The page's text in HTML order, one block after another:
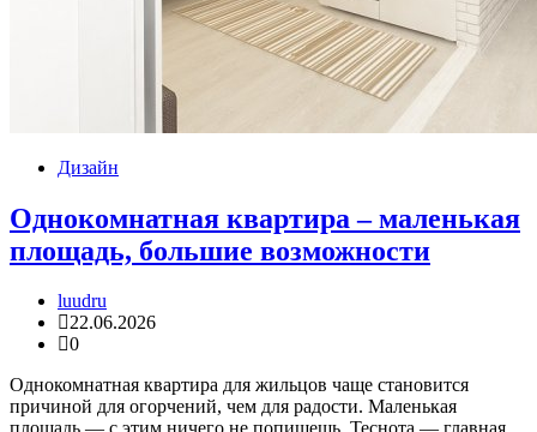
Дизайн
Однокомнатная квартира – маленькая
площадь, большие возможности
luudru
22.06.2026
0
Однокомнатная квартира для жильцов чаще становится
причиной для огорчений, чем для радости. Маленькая